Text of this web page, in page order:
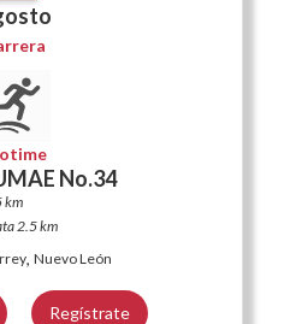
No.34
km
2.5 km
, Nuevo León
Regístrate